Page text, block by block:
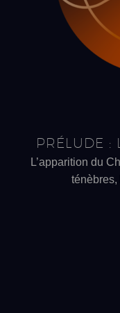
PRÉLUDE :
L’apparition du
ténèbres,